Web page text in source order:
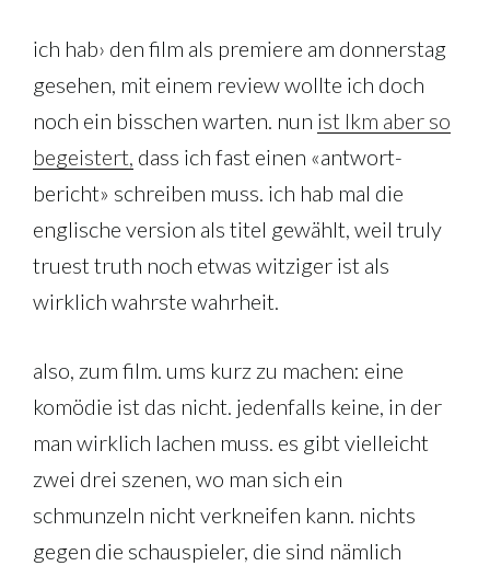
ich hab› den film als premiere am donnerstag
gesehen, mit einem review wollte ich doch
noch ein bisschen warten. nun ist lkm aber so
begeistert, dass ich fast einen «antwort-
bericht» schreiben muss. ich hab mal die
englische version als titel gewählt, weil truly
truest truth noch etwas witziger ist als
wirklich wahrste wahrheit.
also, zum film. ums kurz zu machen: eine
komödie ist das nicht. jedenfalls keine, in der
man wirklich lachen muss. es gibt vielleicht
zwei drei szenen, wo man sich ein
schmunzeln nicht verkneifen kann. nichts
gegen die schauspieler, die sind nämlich